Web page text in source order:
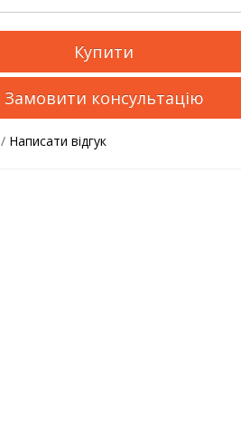
Купити
Замовити консультацію
/ Написати відгук